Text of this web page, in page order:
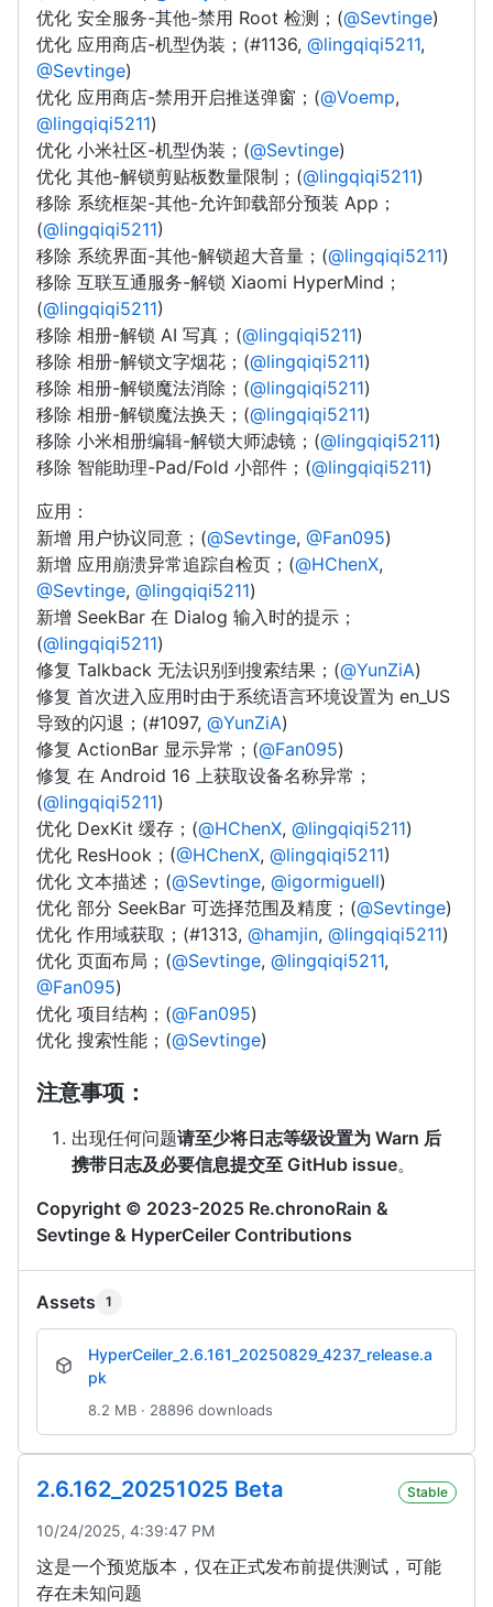
优化 安全服务-其他-禁用 Root 检测；(@Sevtinge)
优化 应用商店-机型伪装；(#1136, @lingqiqi5211,
@Sevtinge)
优化 应用商店-禁用开启推送弹窗；(@Voemp,
@lingqiqi5211)
优化 小米社区-机型伪装；(@Sevtinge)
优化 其他-解锁剪贴板数量限制；(@lingqiqi5211)
移除 系统框架-其他-允许卸载部分预装 App；
(@lingqiqi5211)
移除 系统界面-其他-解锁超大音量；(@lingqiqi5211)
移除 互联互通服务-解锁 Xiaomi HyperMind；
(@lingqiqi5211)
移除 相册-解锁 AI 写真；(@lingqiqi5211)
移除 相册-解锁文字烟花；(@lingqiqi5211)
移除 相册-解锁魔法消除；(@lingqiqi5211)
移除 相册-解锁魔法换天；(@lingqiqi5211)
移除 小米相册编辑-解锁大师滤镜；(@lingqiqi5211)
移除 智能助理-Pad/Fold 小部件；(@lingqiqi5211)
应用：
新增 用户协议同意；(@Sevtinge, @Fan095)
新增 应用崩溃异常追踪自检页；(@HChenX,
@Sevtinge, @lingqiqi5211)
新增 SeekBar 在 Dialog 输入时的提示；
(@lingqiqi5211)
修复 Talkback 无法识别到搜索结果；(@YunZiA)
修复 首次进入应用时由于系统语言环境设置为 en_US
导致的闪退；(#1097, @YunZiA)
修复 ActionBar 显示异常；(@Fan095)
修复 在 Android 16 上获取设备名称异常；
(@lingqiqi5211)
优化 DexKit 缓存；(@HChenX, @lingqiqi5211)
优化 ResHook；(@HChenX, @lingqiqi5211)
优化 文本描述；(@Sevtinge, @igormiguell)
优化 部分 SeekBar 可选择范围及精度；(@Sevtinge)
优化 作用域获取；(#1313, @hamjin, @lingqiqi5211)
优化 页面布局；(@Sevtinge, @lingqiqi5211,
@Fan095)
优化 项目结构；(@Fan095)
优化 搜索性能；(@Sevtinge)
注意事项：
出现任何问题请至少将日志等级设置为 Warn 后
携带日志及必要信息提交至 GitHub issue。
Copyright © 2023-2025 Re.chronoRain &
Sevtinge & HyperCeiler Contributions
Assets 1
HyperCeiler_2.6.161_20250829_4237_release.a
pk
8.2 MB · 28896 downloads
2.6.162_20251025 Beta Stable
10/24/2025, 4:39:47 PM
这是一个预览版本，仅在正式发布前提供测试，可能
存在未知问题